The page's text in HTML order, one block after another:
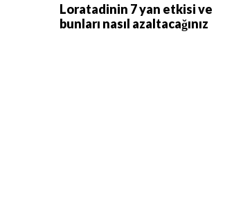
Loratadinin 7 yan etkisi ve
bunları nasıl azaltacağınız